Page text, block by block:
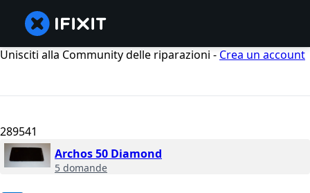
Unisciti alla Community delle riparazioni - Crea un account
289541
Archos 50 Diamond
5 domande